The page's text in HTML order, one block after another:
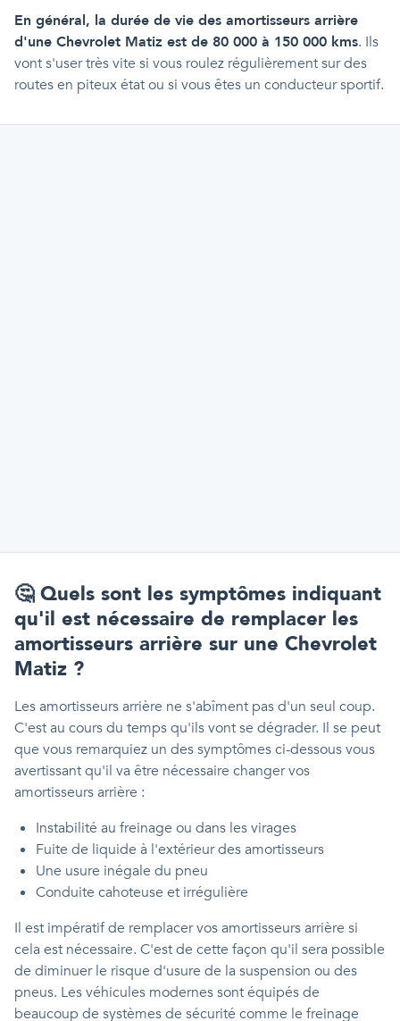
En général, la durée de vie des amortisseurs arrière
d'une Chevrolet Matiz est de 80 000 à 150 000 kms. Ils
vont s'user très vite si vous roulez régulièrement sur des
routes en piteux état ou si vous êtes un conducteur sportif.
🤔 Quels sont les symptômes indiquant
qu'il est nécessaire de remplacer les
amortisseurs arrière sur une Chevrolet
Matiz ?
Les amortisseurs arrière ne s'abîment pas d'un seul coup.
C'est au cours du temps qu'ils vont se dégrader. Il se peut
que vous remarquiez un des symptômes ci-dessous vous
avertissant qu'il va être nécessaire changer vos
amortisseurs arrière :
Instabilité au freinage ou dans les virages
Fuite de liquide à l'extérieur des amortisseurs
Une usure inégale du pneu
Conduite cahoteuse et irrégulière
Il est impératif de remplacer vos amortisseurs arrière si
cela est nécessaire. C'est de cette façon qu'il sera possible
de diminuer le risque d'usure de la suspension ou des
pneus. Les véhicules modernes sont équipés de
beaucoup de systèmes de sécurité comme le freinage